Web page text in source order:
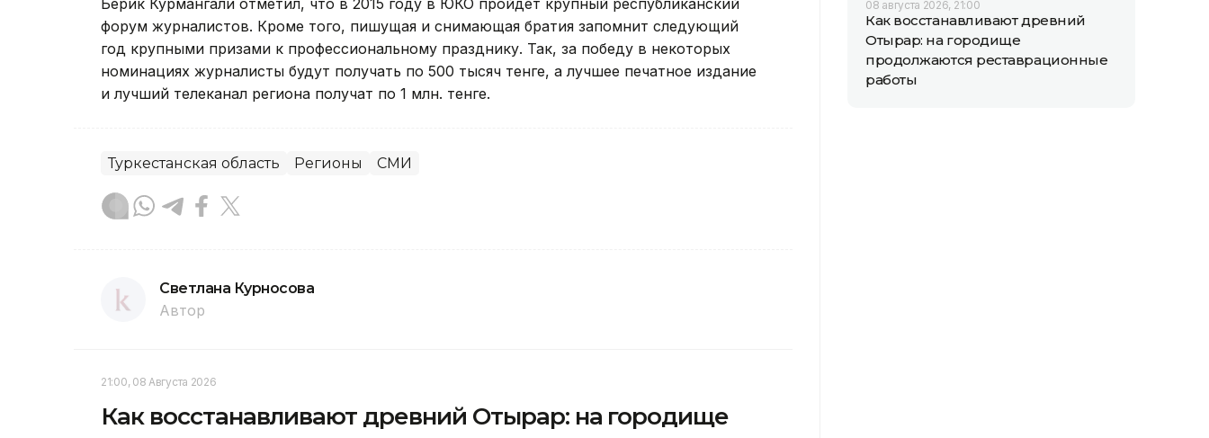
Берик Курмангали отметил, что в 2015 году в ЮКО пройдет крупный республиканский
форум журналистов. Кроме того, пишущая и снимающая братия запомнит следующий
год крупными призами к профессиональному празднику. Так, за победу в некоторых
номинациях журналисты будут получать по 500 тысяч тенге, а лучшее печатное издание
и лучший телеканал региона получат по 1 млн. тенге.
Туркестанская область Регионы СМИ
Светлана Курносова
Автор
21:00, 08 Августа 2026
Как восстанавливают древний Отырар: на городище
08 августа 2026, 21:00
Как восстанавливают древний
Отырар: на городище
продолжаются реставрационные
работы